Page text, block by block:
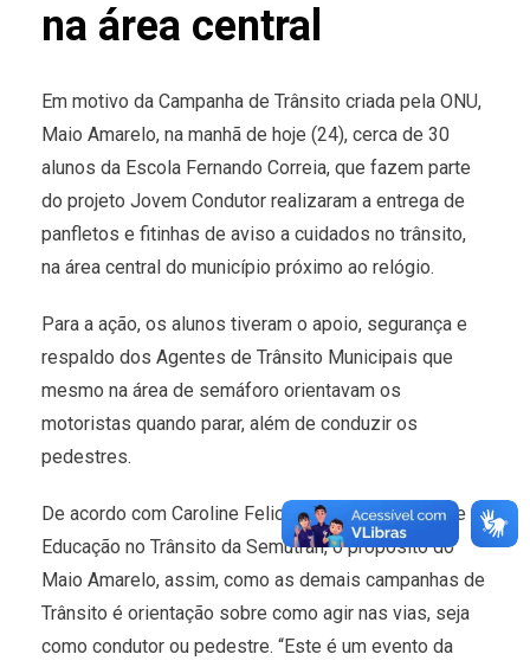
na área central
Em motivo da Campanha de Trânsito criada pela ONU,
Maio Amarelo, na manhã de hoje (24), cerca de 30
alunos da Escola Fernando Correia, que fazem parte
do projeto Jovem Condutor realizaram a entrega de
panfletos e fitinhas de aviso a cuidados no trânsito,
na área central do município próximo ao relógio.
Para a ação, os alunos tiveram o apoio, segurança e
respaldo dos Agentes de Trânsito Municipais que
mesmo na área de semáforo orientavam os
motoristas quando parar, além de conduzir os
pedestres.
De acordo com Caroline Feliciano, coordenadora de
Educação no Trânsito da Semutran, o propósito do
Maio Amarelo, assim, como as demais campanhas de
Trânsito é orientação sobre como agir nas vias, seja
como condutor ou pedestre. “Este é um evento da